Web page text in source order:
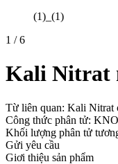
(1)_(1)
1 / 6
Kali Nitrat
Từ liên quan: Kali Nitrat
Công thức phân tử:
Khối lượng phân tử
Gửi yêu cầu
Giơi thiệu sản phẩm